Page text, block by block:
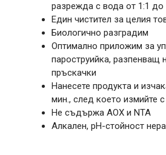
разрежда с вода от 1:1 до
Един чистител за целия
Биологично разградим
Оптимално приложим за
пароструийка, разпенващ
пръскачки
Нанесете продукта и
мин., след което измийте
Не съдържа АОХ и NTA
Алкален, pH-стойност